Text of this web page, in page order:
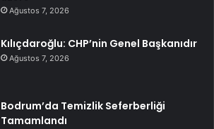
Ağustos 7, 2026
Kılıçdaroğlu: CHP’nin Genel Başkanıdır
Ağustos 7, 2026
Bodrum’da Temizlik Seferberliği
Tamamlandı